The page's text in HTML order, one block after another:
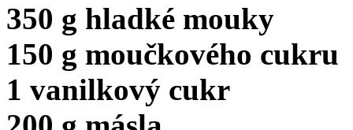
350 g hladké mouky
150 g moučkového cukru
1 vanilkový cukr